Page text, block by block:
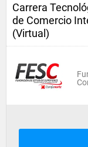
Carrera
de Comercio
(Virtual)